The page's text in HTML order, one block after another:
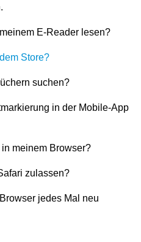
E-Reader lesen?
Store?
suchen?
in der Mobile-App
meinem Browser?
zulassen?
jedes Mal neu